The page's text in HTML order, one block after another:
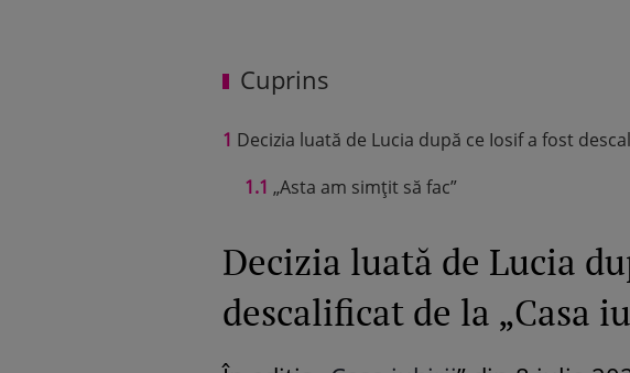
Cuprins
1 Decizia luată de Lucia după ce Iosif a fost
1.1 „Asta am simțit să fac”
Decizia luată de Lucia
descalificat de la „Casa